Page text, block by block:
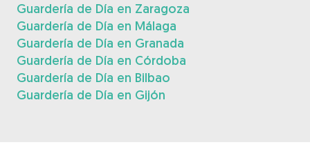
Guardería de Día en Zaragoza
Guardería de Día en Málaga
Guardería de Día en Granada
Guardería de Día en Córdoba
Guardería de Día en Bilbao
Guardería de Día en Gijón